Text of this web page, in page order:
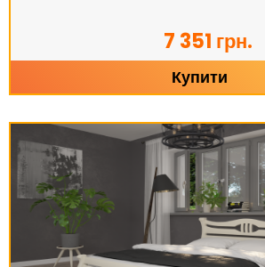
7 351 грн.
Купити